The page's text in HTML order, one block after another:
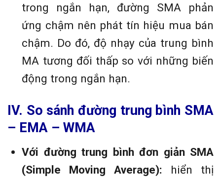
trong ngắn hạn, đường SMA phản
ứng chậm nên phát tín hiệu mua bán
chậm. Do đó, độ nhạy của trung bình
MA tương đối thấp so với những biến
động trong ngắn hạn.
IV. So sánh đường trung bình SMA
– EMA – WMA
Với đường trung bình đơn giản SMA
(Simple Moving Average): hiển thị